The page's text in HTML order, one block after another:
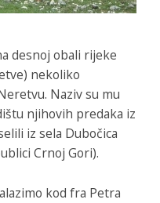
desnoj obali rijeke
nekoliko
Naziv su mu
njihovih predaka iz
iz sela Dubočica
Crnoj Gori).
kod fra Petra